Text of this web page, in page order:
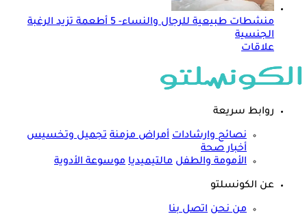
منشطات طبيعية للرجال والنساء- 5 أطعمة تزيد الرغبة
الجنسية
علاقات
روابط سريعة
نصائح وارشادات أمراض مزمنة تجميل وتخسيس
أخبار صحة
الأمومة والطفل مالتيميديا موسوعة الأدوية
عن الكونسلتو
من نحن اتصل بنا